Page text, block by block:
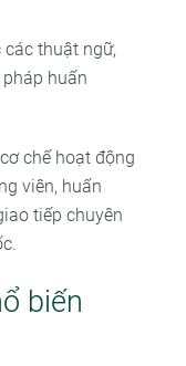
thuật ngữ,
huấn
chế hoạt động
viên, huấn
tiếp chuyên
biến